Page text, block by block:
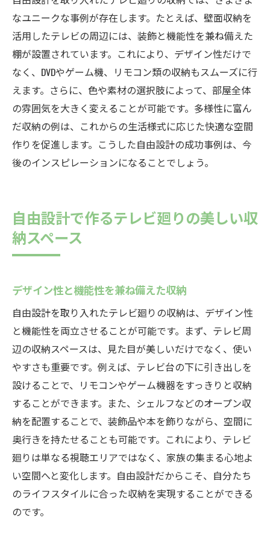
なユニークな事例が存在します。たとえば、壁面収納を
活用したテレビの周辺には、装飾と機能性を兼ね備えた
棚が設置されています。これにより、デザイン性だけで
なく、DVDやゲーム機、リモコン類の収納もスムーズに行
えます。さらに、色や素材の選択肢によって、部屋全体
の雰囲気を大きく変えることが可能です。多様性に富ん
だ収納の例は、これからの生活様式に応じた快適な空間
作りを促進します。こうした自由設計の成功事例は、今
後のインスピレーションになることでしょう。
自由設計で作るテレビ廻りの美しい収
納スペース
デザイン性と機能性を兼ね備えた収納
自由設計を取り入れたテレビ廻りの収納は、デザイン性
と機能性を両立させることが可能です。まず、テレビ周
辺の収納スペースは、見た目が美しいだけでなく、使い
やすさも重要です。例えば、テレビ台の下に引き出しを
設けることで、リモコンやゲーム機器をすっきりと収納
することができます。また、シェルフなどのオープン収
納を配置することで、装飾品や本を飾りながら、空間に
奥行きを持たせることも可能です。これにより、テレビ
廻りは単なる視聴エリアではなく、家族の集まる心地よ
い空間へと変化します。自由設計だからこそ、自分たち
のライフスタイルに合った収納を実現することができる
のです。